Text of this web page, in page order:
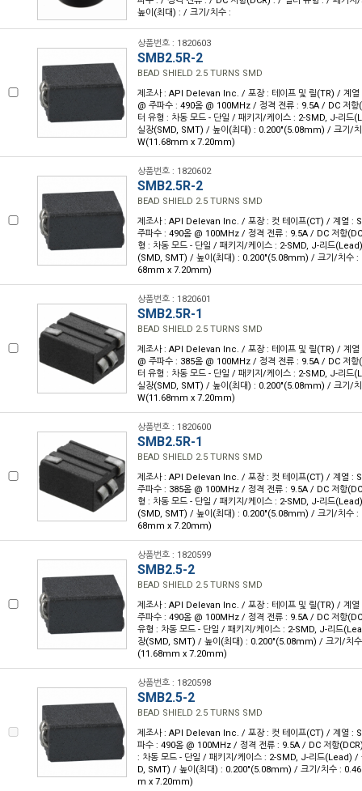
높이(최대) : / 크기/치수 :
상품번호 : 1820603
SMB2.5R-2
BEAD SHIELD 2.5 TURNS SMD
제조사 : API Delevan Inc. / 포장 : 테이프 및 릴(TR) / 계열
@ 주파수 : 490옴 @ 100MHz / 정격 전류 : 9.5A / DC 저
터 유형 : 차동 모드 - 단일 / 패키지/케이스 : 2-SMD, J-리드
실장(SMD, SMT) / 높이(최대) : 0.200"(5.08mm) / 크기/
W(11.68mm x 7.20mm)
상품번호 : 1820602
SMB2.5R-2
BEAD SHIELD 2.5 TURNS SMD
제조사 : API Delevan Inc. / 포장 : 컷 테이프(CT) / 계열 :
주파수 : 490옴 @ 100MHz / 정격 전류 : 9.5A / DC 저항
형 : 차동 모드 - 단일 / 패키지/케이스 : 2-SMD, J-리드
(SMD, SMT) / 높이(최대) : 0.200"(5.08mm) / 크기/치수 :
68mm x 7.20mm)
상품번호 : 1820601
SMB2.5R-1
BEAD SHIELD 2.5 TURNS SMD
제조사 : API Delevan Inc. / 포장 : 테이프 및 릴(TR) / 계열
@ 주파수 : 385옴 @ 100MHz / 정격 전류 : 9.5A / DC 저
터 유형 : 차동 모드 - 단일 / 패키지/케이스 : 2-SMD, J-리드
실장(SMD, SMT) / 높이(최대) : 0.200"(5.08mm) / 크기/
W(11.68mm x 7.20mm)
상품번호 : 1820600
SMB2.5R-1
BEAD SHIELD 2.5 TURNS SMD
제조사 : API Delevan Inc. / 포장 : 컷 테이프(CT) / 계열 :
주파수 : 385옴 @ 100MHz / 정격 전류 : 9.5A / DC 저항
형 : 차동 모드 - 단일 / 패키지/케이스 : 2-SMD, J-리드
(SMD, SMT) / 높이(최대) : 0.200"(5.08mm) / 크기/치수 :
68mm x 7.20mm)
상품번호 : 1820599
SMB2.5-2
BEAD SHIELD 2.5 TURNS SMD
제조사 : API Delevan Inc. / 포장 : 테이프 및 릴(TR) / 계
주파수 : 490옴 @ 100MHz / 정격 전류 : 9.5A / DC 저항
유형 : 차동 모드 - 단일 / 패키지/케이스 : 2-SMD, J-리드
장(SMD, SMT) / 높이(최대) : 0.200"(5.08mm) / 크기/치
(11.68mm x 7.20mm)
상품번호 : 1820598
SMB2.5-2
BEAD SHIELD 2.5 TURNS SMD
제조사 : API Delevan Inc. / 포장 : 컷 테이프(CT) / 계열 :
파수 : 490옴 @ 100MHz / 정격 전류 : 9.5A / DC 저항
: 차동 모드 - 단일 / 패키지/케이스 : 2-SMD, J-리드(Lead) /
D, SMT) / 높이(최대) : 0.200"(5.08mm) / 크기/치수 :
m x 7.20mm)